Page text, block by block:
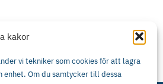
kakor
vi tekniker som cookies för att lagra
Om du samtycker till dessa